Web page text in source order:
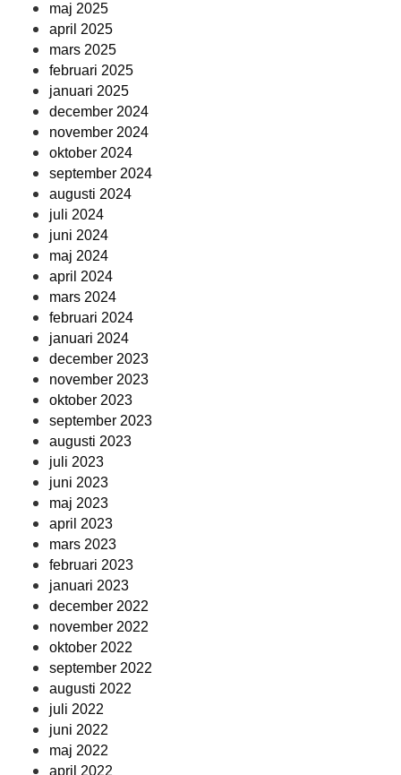
maj 2025
april 2025
mars 2025
februari 2025
januari 2025
december 2024
november 2024
oktober 2024
september 2024
augusti 2024
juli 2024
juni 2024
maj 2024
april 2024
mars 2024
februari 2024
januari 2024
december 2023
november 2023
oktober 2023
september 2023
augusti 2023
juli 2023
juni 2023
maj 2023
april 2023
mars 2023
februari 2023
januari 2023
december 2022
november 2022
oktober 2022
september 2022
augusti 2022
juli 2022
juni 2022
maj 2022
april 2022